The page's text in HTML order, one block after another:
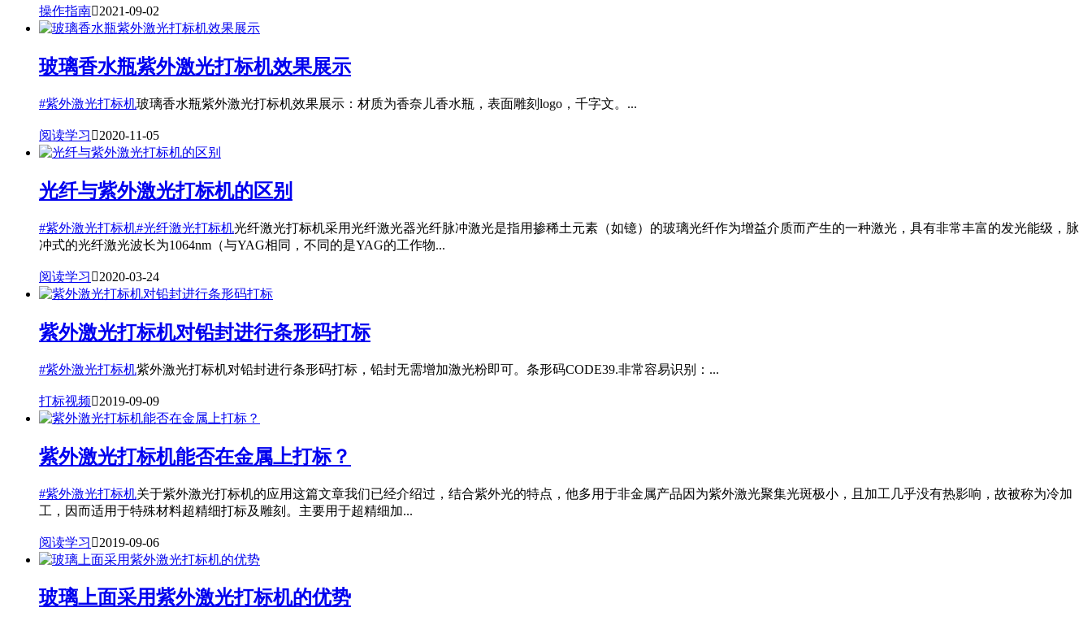
操作指南2021-09-02
玻璃香水瓶紫外激光打标机效果展示
#紫外激光打标机玻璃香水瓶紫外激光打标机效果展示：材质为香奈儿香水瓶，表面雕刻logo，千字文。...
阅读学习 2020-11-05
光纤与紫外激光打标机的区别
#紫外激光打标机#光纤激光打标机光纤激光打标机采用光纤激光器光纤脉冲激光是指用掺稀土元素（如镱）的玻璃光纤作为增益介质而产生的一种激光，具有非常丰富的发光能级，脉
冲式的光纤激光波长为1064nm（与YAG相同，不同的是YAG的工作物...
阅读学习 2020-03-24
紫外激光打标机对铅封进行条形码打标
#紫外激光打标机紫外激光打标机对铅封进行条形码打标，铅封无需增加激光粉即可。条形码CODE39.非常容易识别：...
打标视频2019-09-09
紫外激光打标机能否在金属上打标？
#紫外激光打标机关于紫外激光打标机的应用这篇文章我们已经介绍过，结合紫外光的特点，他多用于非金属产品因为紫外激光聚集光斑极小，且加工几乎没有热影响，故被称为冷加
工，因而适用于特殊材料超精细打标及雕刻。主要用于超精细加...
阅读学习 2019-09-06
玻璃上面采用紫外激光打标机的优势